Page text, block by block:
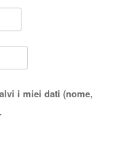
i miei dati (nome,